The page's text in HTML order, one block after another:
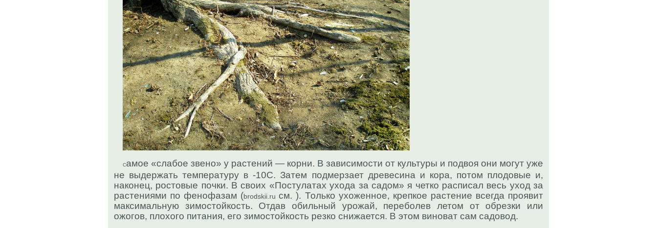
Самое «слабое звено» у растений — корни. В зависимости от культуры и подвоя они могут уже
не выдержать температуру в -10С. Затем подмерзает древесина и кора, потом плодовые и,
наконец, ростовые почки. В своих «Постулатах ухода за садом» я четко расписал весь уход за
растениями по фенофазам (brodskii.ru см. ). Только ухоженное, крепкое растение всегда проявит
максимальную зимостойкость. Отдав обильный урожай, переболев летом от обрезки или
ожогов, плохого питания, его зимостойкость резко снижается. В этом виноват сам садовод.